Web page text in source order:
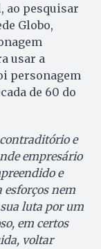
ao pesquisar
Globo,
usar a
personagem
de 60 do
e
empresário
e
esforços nem
luta por um
em certos
voltar